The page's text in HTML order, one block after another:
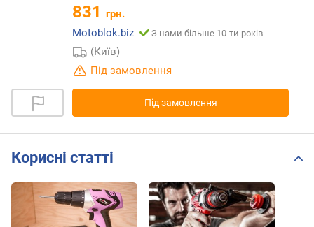
831 грн.
Motoblok.biz
З нами більше 10-ти років
(Київ)
Під замовлення
Під замовлення
Корисні статті